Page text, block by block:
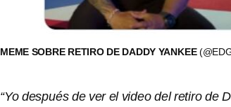
MEME SOBRE RETIRO DE DADDY YANKEE
“Yo después de ver el video del retiro de